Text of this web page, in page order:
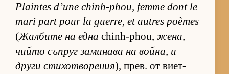
Plaintes d’une chinh-phou, femme dont le
mari part pour la guerre, et autres poèmes
(Жал­бите на една chinh-phou, же­на,
чийто съп­руг за­ми­нава на вой­на, и
други сти­хот­во­ре­ния), прев. от ви­ет­